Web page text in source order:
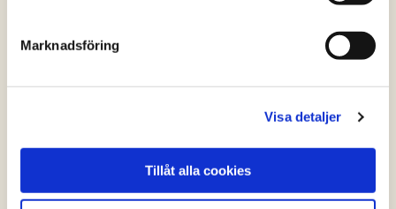
Marknadsföring
Visa detaljer
Tillåt alla cookies
Kycklinggrillkorv i våffla